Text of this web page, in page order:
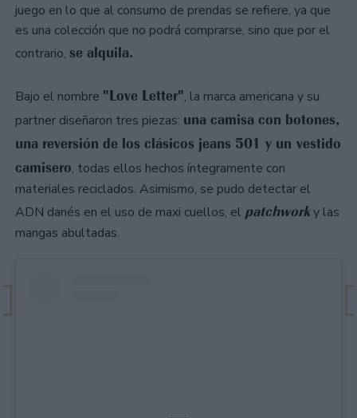
juego en lo que al consumo de prendas se refiere, ya que
es una colección que no podrá comprarse, sino que por el
contrario, se alquila.
Bajo el nombre "Love Letter", la marca americana y su
partner diseñaron tres piezas: una camisa con botones,
una reversión de los clásicos jeans 501 y un vestido
camisero, todas ellos hechos íntegramente con
materiales reciclados. Asimismo, se pudo detectar el
ADN danés en el uso de maxi cuellos, el patchworky las
mangas abultadas.